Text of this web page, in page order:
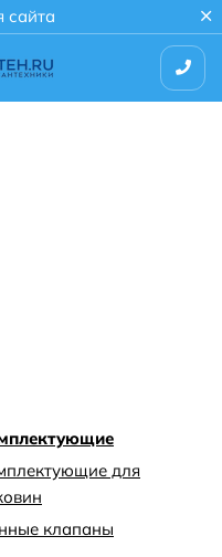
сайта
для
клапаны